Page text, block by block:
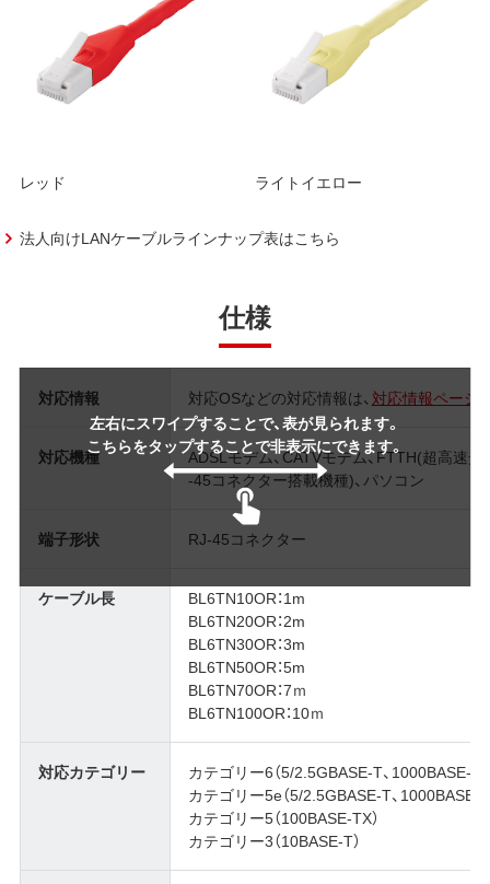
レッド ライトイエロー
法人向けLANケーブルラインナップ表はこちら
仕様
左右にスワイプすることで、表が見られます。
こちらをタップすることで非表示にできます。
対応情報 対応OSなどの対応情報は、 対応情報ページ
対応機種
ADSLモデム、CATVモデム、FTTH(超高速
-45コネクター搭載機種)、パソコン
端子形状 RJ-45コネクター
ケーブル長
BL6TN10OR：1m
BL6TN20OR：2m
BL6TN30OR：3m
BL6TN50OR：5m
BL6TN70OR：7ｍ
BL6TN100OR：10ｍ
対応カテゴリー
カテゴリー6（5/2.5GBASE-T、1000BASE-T）
カテゴリー5e（5/2.5GBASE-T、1000BASE-T
カテゴリー5（100BASE-TX）
カテゴリー3（10BASE-T）